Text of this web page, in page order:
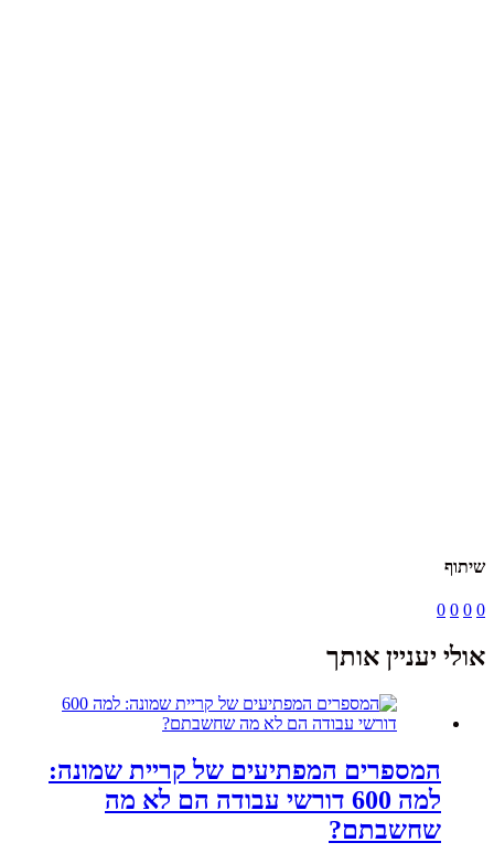
שיתוף
0
0
0
0
אולי יעניין אותך
המספרים המפתיעים של קריית שמונה:
למה 600 דורשי עבודה הם לא מה
שחשבתם?